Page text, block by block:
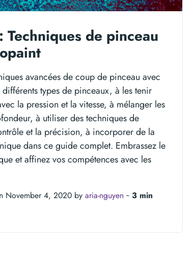
de pinceau
avancées de coup de pinceau avec
types de pinceaux, à les tenir
la pression et la vitesse, à mélanger les
à utiliser des techniques de
et la précision, à incorporer de la
dans ce guide complet. Embrassez le
et affinez vos compétences avec les
November 4, 2020 by aria-nguyen ‐ 3 min